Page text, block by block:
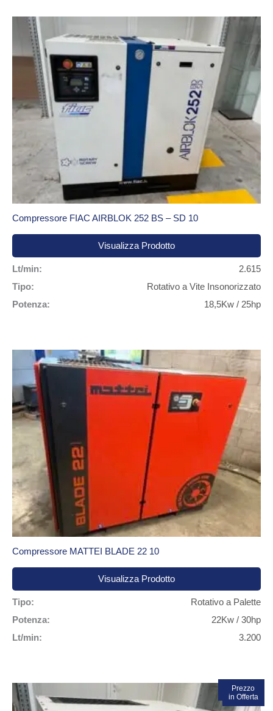
Compressore FIAC AIRBLOK 252 BS – SD 10
Visualizza Prodotto
Lt/min:
2.615
Tipo:
Rotativo a Vite Insonorizzato
Potenza:
18,5Kw / 25hp
Compressore MATTEI BLADE 22 10
Visualizza Prodotto
Tipo:
Rotativo a Palette
Potenza:
22Kw / 30hp
Lt/min:
3.200
In vendita!
Prezzo
in Offerta